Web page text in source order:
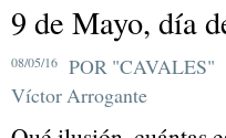
9 de Mayo, día
08/05/16
POR "CAVALES"
Víctor Arrogante